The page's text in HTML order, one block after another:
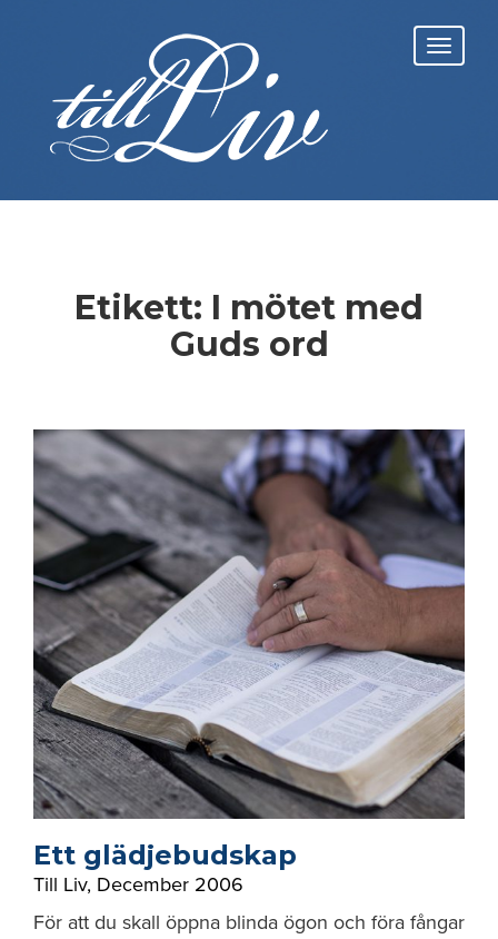
Etikett: I mötet med
Guds ord
Ett glädjebudskap
Till Liv, December 2006
För att du skall öppna blinda ögon och föra fångar